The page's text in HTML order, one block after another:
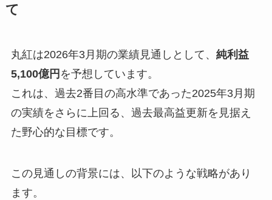
て
丸紅は2026年3月期の業績見通しとして、 純利益
5,100億円 を予想しています。
これは、過去2番目の高水準であった2025年3月期
の実績をさらに上回る、過去最高益更新を見据え
た野心的な目標です。
この見通しの背景には、以下のような戦略があり
ます。